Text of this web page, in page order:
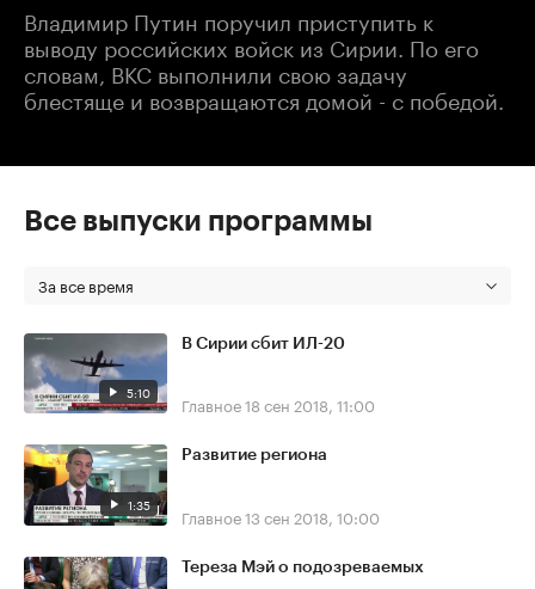
Владимир Путин поручил приступить к
выводу российских войск из Сирии. По его
словам, ВКС выполнили свою задачу
блестяще и возвращаются домой - с победой.
Все выпуски программы
За все время
5:10
В Сирии сбит ИЛ-20
Главное18 сен 2018, 11:00
1:35
Развитие региона
Главное13 сен 2018, 10:00
Тереза Мэй о подозреваемых